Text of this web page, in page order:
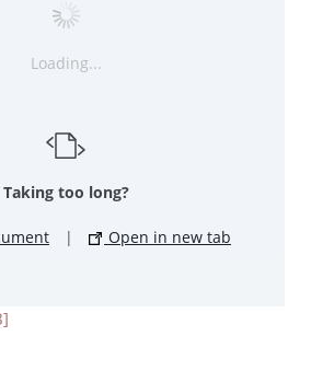
Loading...
Taking too long?
| Open in new tab